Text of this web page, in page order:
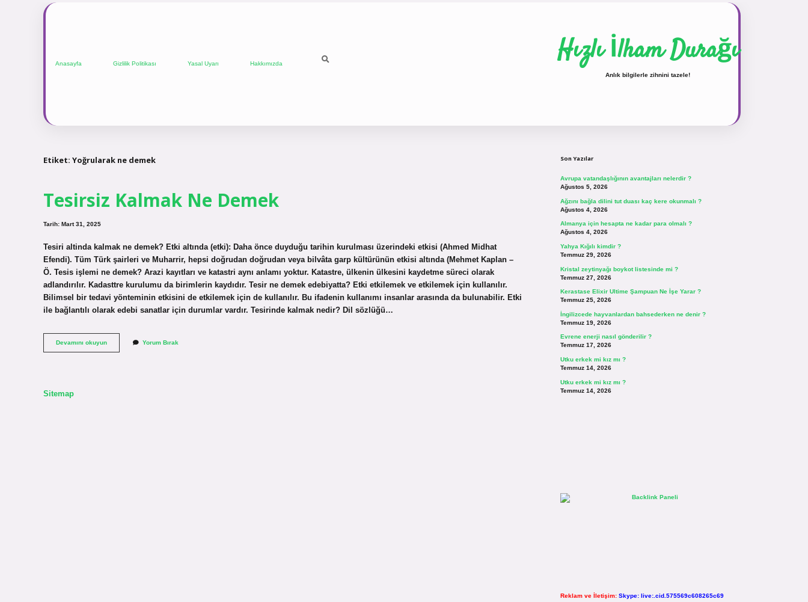
Anasayfa Gizlilik Politikası Yasal Uyarı Hakkımızda Hızlı İlham Durağı
Anlık bilgilerle zihnini tazele!
Etiket: Yoğrularak ne demek
Tesirsiz Kalmak Ne Demek
Tarih: Mart 31, 2025
Tesiri altinda kalmak ne demek? Etki altında (etki): Daha önce duyduğu tarihin kurulması üzerindeki etkisi (Ahmed Midhat
Efendi). Tüm Türk şairleri ve Muharrir, hepsi doğrudan doğrudan veya bilvâta garp kültürünün etkisi altında (Mehmet Kaplan –
Ö. Tesis işlemi ne demek? Arazi kayıtları ve katastri aynı anlamı yoktur. Katastre, ülkenin ülkesini kaydetme süreci olarak
adlandırılır. Kadasttre kurulumu da birimlerin kaydıdır. Tesir ne demek edebiyatta? Etki etkilemek ve etkilemek için kullanılır.
Bilimsel bir tedavi yönteminin etkisini de etkilemek için de kullanılır. Bu ifadenin kullanımı insanlar arasında da bulunabilir. Etki
ile bağlantılı olarak edebi sanatlar için durumlar vardır. Tesirinde kalmak nedir? Dil sözlüğü…
Devamını okuyunTesirsiz
Kalmak
Yorum Bırak
Sitemap
Son Yazılar
Avrupa vatandaşlığının avantajları nelerdir ?
Ağustos 5, 2026
Ağzını bağla dilini tut duası kaç kere okunmalı ?
Ağustos 4, 2026
Almanya için hesapta ne kadar para olmalı ?
Ağustos 4, 2026
Yahya Kığılı kimdir ?
Temmuz 29, 2026
Kristal zeytinyağı boykot listesinde mi ?
Temmuz 27, 2026
Kerastase Elixir Ultime Şampuan Ne İşe Yarar ?
Temmuz 25, 2026
İngilizcede hayvanlardan bahsederken ne denir ?
Temmuz 19, 2026
Evrene enerji nasıl gönderilir ?
Temmuz 17, 2026
Utku erkek mi kız mı ?
Temmuz 14, 2026
Utku erkek mi kız mı ?
Temmuz 14, 2026
Reklam ve İletişim: Skype: live:.cid.575569c608265c69